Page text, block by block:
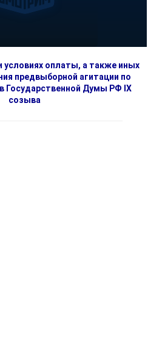
условиях оплаты, а также иных
предвыборной агитации по
Государственной Думы РФ IX
созыва